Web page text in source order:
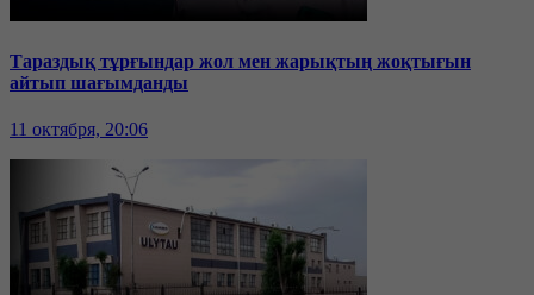
Тараздық тұрғындар жол мен жарықтың жоқтығын
айтып шағымданды
11 октября, 20:06